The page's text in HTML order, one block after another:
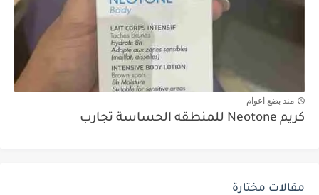
منذ بضع اعوام
كريم Neotone للمنطقه الحساسة تجارب
مقالات مختارة